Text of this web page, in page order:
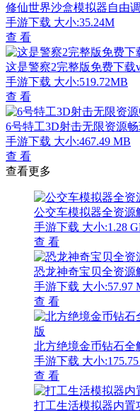
修仙世界沙盒模拟器自由
手游下载 大小:35.24M
查 看
这是警察2完整版免费下载
手游下载 大小:519.72MB
查 看
6号特工3D射击无限资源畅
手游下载 大小:467.49 MB
查 看
查看更多
公交车模拟器全资源
手游下载 大小:1.28
查 看
恐龙神奇宝贝全资源
手游下载 大小:57.97
查 看
北方绝境金币钻石全
手游下载 大小
查 看
打工生活模拟器内置